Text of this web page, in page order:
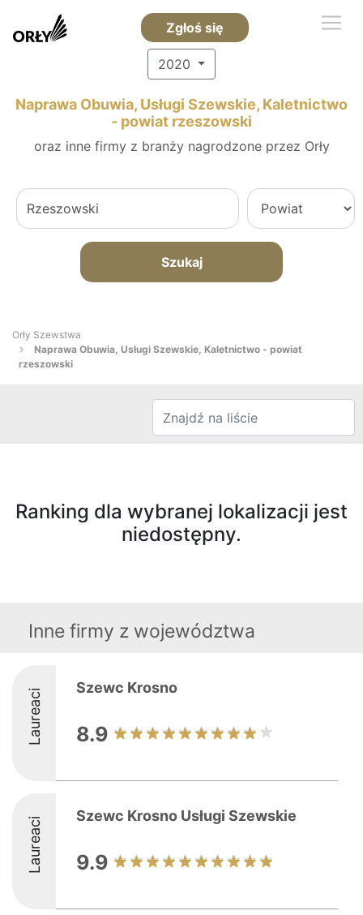
Zgłoś się
2020
Naprawa Obuwia, Usługi Szewskie, Kaletnictwo
- powiat rzeszowski
oraz inne firmy z branży nagrodzone przez Orły
Szukaj
Orły Szewstwa
Naprawa Obuwia, Usługi Szewskie, Kaletnictwo - powiat
rzeszowski
Ranking dla wybranej lokalizacji jest
niedostępny.
Inne firmy z województwa
Laureaci Szewc Krosno
8.9
Laureaci Szewc Krosno Usługi Szewskie
9.9